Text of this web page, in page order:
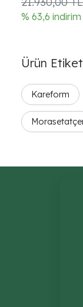
% 63,6 indirim
Ürün
Kareform